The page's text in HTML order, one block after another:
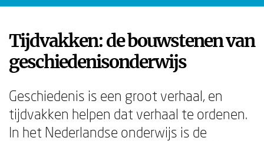
Tijdvakken: de bouwstenen van
geschiedenisonderwijs
Geschiedenis is een groot verhaal, en
tijdvakken helpen dat verhaal te ordenen.
In het Nederlandse onderwijs is de